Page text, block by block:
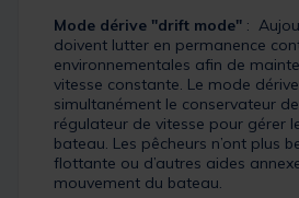
Mode dérive "drift mode" :
doivent lutter en permanence
environnementales afin de
vitesse constante. Le mode
simultanément le conservateur
régulateur de vitesse pour gérer
bateau. Les pêcheurs n’ont plus
flottante ou d’autres aides
mouvement du bateau.